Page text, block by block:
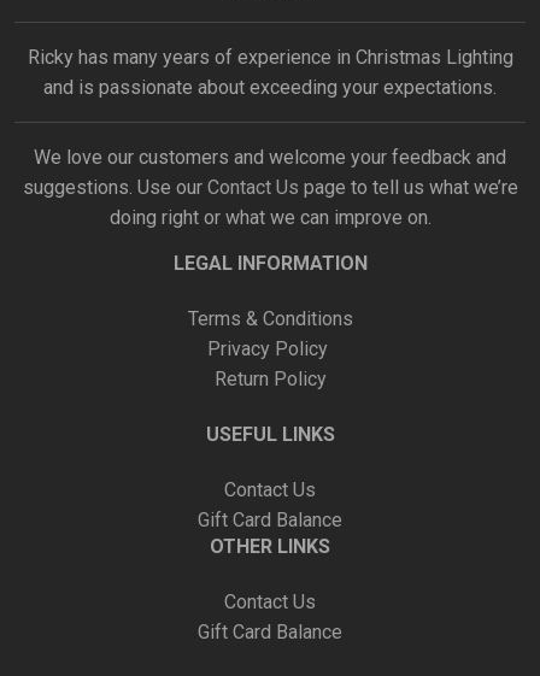
Ricky has many years of experience in Christmas Lighting
and is passionate about exceeding your expectations.
We love our customers and welcome your feedback and
suggestions. Use our Contact Us page to tell us what we’re
doing right or what we can improve on.
LEGAL INFORMATION
Terms & Conditions
Privacy Policy
Return Policy
USEFUL LINKS
Contact Us
Gift Card Balance
OTHER LINKS
Contact Us
Gift Card Balance